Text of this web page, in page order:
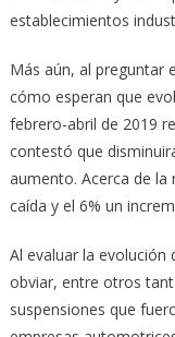
establecimientos
Más aún, al preguntar
cómo esperan que
febrero-abril de 2019
contestó que
aumento. Acerca de la
caída y el 6% un
Al evaluar la
obviar, entre otros
suspensiones que